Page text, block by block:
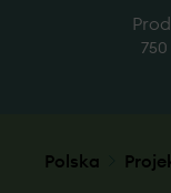
750
Polska